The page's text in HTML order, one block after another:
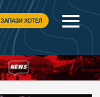
ЗАПАЗИ ХОТЕЛ